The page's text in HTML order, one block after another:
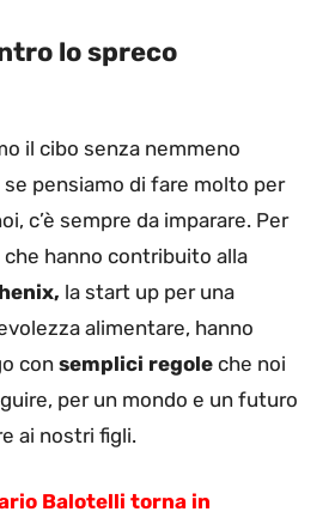
lo spreco
il cibo senza nemmeno
pensiamo di fare molto per
c’è sempre da imparare. Per
hanno contribuito alla
la start up per una
alimentare, hanno
con semplici regole che noi
per un mondo e un futuro
ai nostri figli.
Balotelli torna in